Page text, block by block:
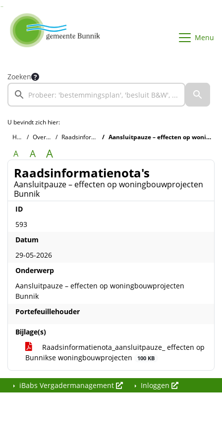
Menu
Zoeken
U bevindt zich hier:
Home
Overzichten Raadsinformatienota's Aansluitpauze – effecten op woningbouwprojecten Bunnik
A A A
Raadsinformatienota's
Aansluitpauze – effecten op woningbouwprojecten
Bunnik
ID
593
Datum
29-05-2026
Onderwerp
Aansluitpauze – effecten op woningbouwprojecten
Bunnik
Portefeuillehouder
Bijlage(s)
Raadsinformatienota_aansluitpauze_ effecten op
Bunnikse woningbouwprojecten
100 KB
iBabs Vergadermanagement Inloggen